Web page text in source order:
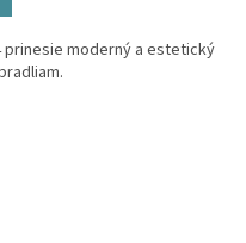
prinesie moderný a estetický